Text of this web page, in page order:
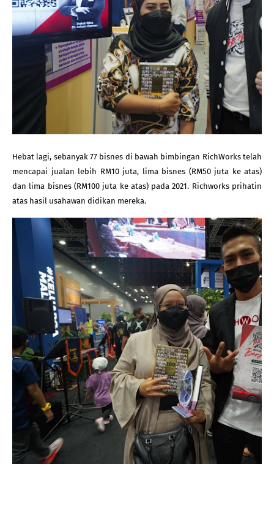
Hebat lagi, sebanyak 77 bisnes di bawah bimbingan RichWorks telah
mencapai jualan lebih RM10 juta, lima bisnes (RM50 juta ke atas)
dan lima bisnes (RM100 juta ke atas) pada 2021. Richworks prihatin
atas hasil usahawan didikan mereka.